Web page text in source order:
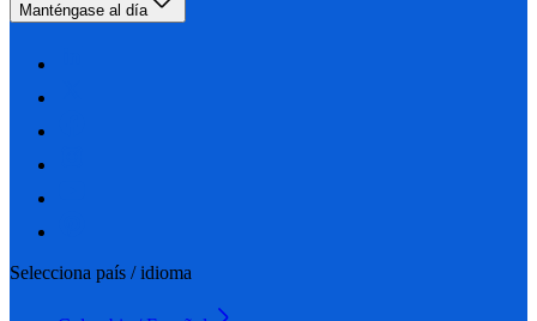
Manténgase al día
Selecciona país / idioma